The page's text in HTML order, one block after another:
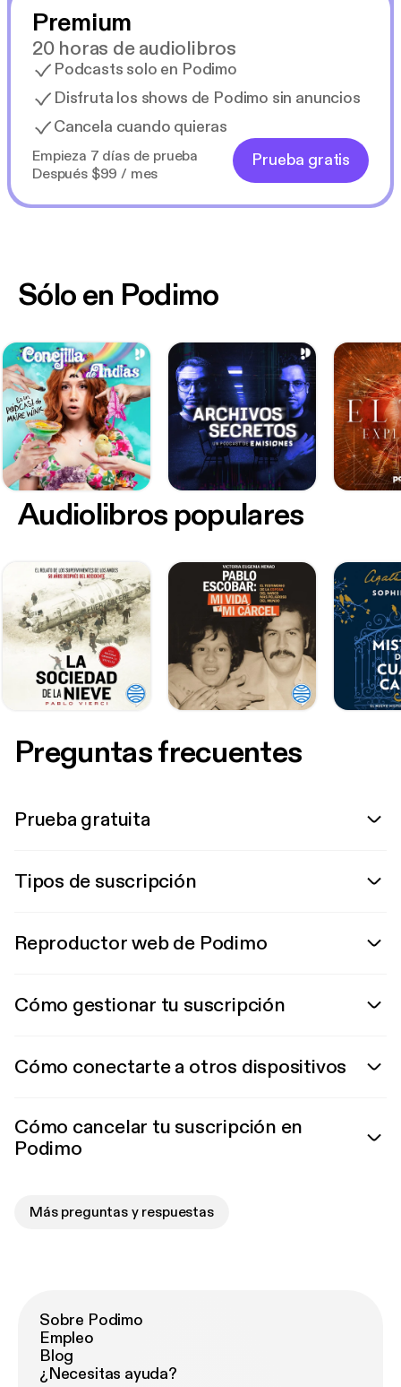
Premium
20 horas de audiolibros
Podcasts solo en Podimo
Disfruta los shows de Podimo sin anuncios
Cancela cuando quieras
Empieza 7 días de prueba
Después $99 / mes
Prueba gratis
Sólo en Podimo
Audiolibros populares
Preguntas frecuentes
Prueba gratuita
Tipos de suscripción
Reproductor web de Podimo
Cómo gestionar tu suscripción
Cómo conectarte a otros dispositivos
Cómo cancelar tu suscripción en
Podimo
Más preguntas y respuestas
Sobre Podimo
Empleo
Blog
¿Necesitas ayuda?